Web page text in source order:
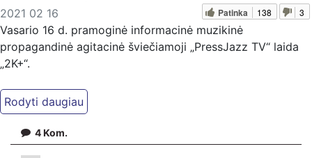
2021 02 16 Patinka 138 3
Vasario 16 d. pramoginė informacinė muzikinė
propagandinė agitacinė šviečiamoji „PressJazz TV“ laida
„2K+“.
4Kom.